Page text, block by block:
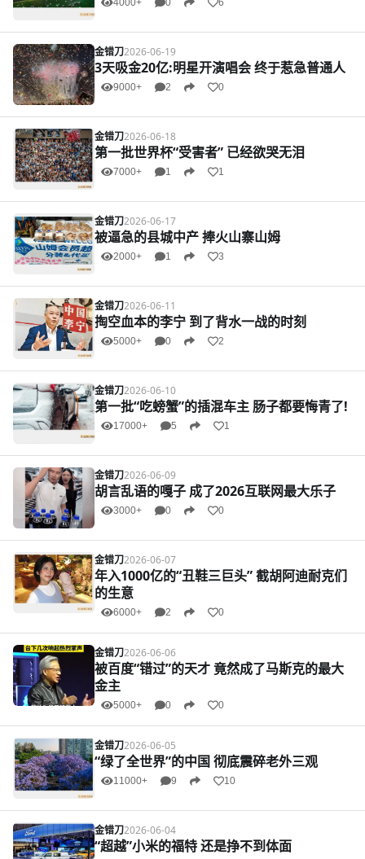
4000+ 0 6
金错刀2026-06-19
3天吸金20亿:明星开演唱会 终于惹急普通人
9000+ 2 0
金错刀2026-06-18
第一批世界杯“受害者” 已经欲哭无泪
7000+ 1 1
金错刀2026-06-17
被逼急的县城中产 捧火山寨山姆
2000+ 1 3
金错刀2026-06-11
掏空血本的李宁 到了背水一战的时刻
5000+ 0 2
金错刀2026-06-10
第一批“吃螃蟹”的插混车主 肠子都要悔青了!
17000+ 5 1
金错刀2026-06-09
胡言乱语的嘎子 成了2026互联网最大乐子
3000+ 0 0
金错刀2026-06-07
年入1000亿的“丑鞋三巨头” 截胡阿迪耐克们
的生意
6000+ 2 0
金错刀2026-06-06
被百度“错过”的天才 竟然成了马斯克的最大
金主
5000+ 0 0
金错刀2026-06-05
“绿了全世界”的中国 彻底震碎老外三观
11000+ 9 10
金错刀2026-06-04
“超越”小米的福特 还是挣不到体面